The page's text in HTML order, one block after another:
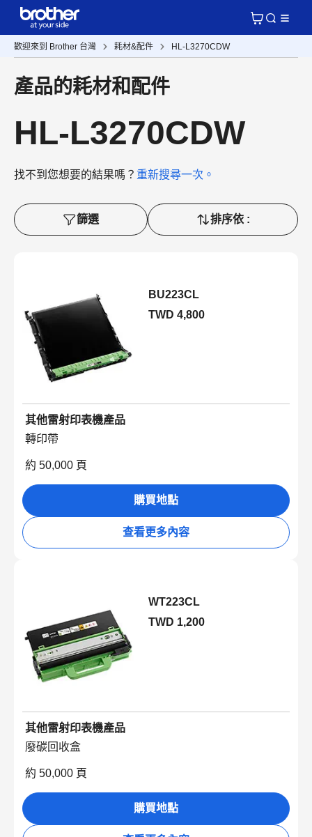
歡迎來到 Brother 台灣 耗材&配件 HL-L3270CDW
產品的耗材和配件
HL-L3270CDW
找不到您想要的結果嗎？ 重新搜尋一次。
篩選 排序依 :
BU223CL
TWD 4,800
其他雷射印表機產品
轉印帶
約 50,000 頁
購買地點
查看更多內容
WT223CL
TWD 1,200
其他雷射印表機產品
廢碳回收盒
約 50,000 頁
購買地點